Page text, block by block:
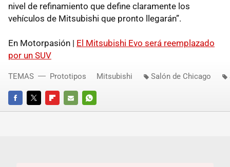
nivel de refinamiento que define claramente los
vehículos de Mitsubishi que pronto llegarán”.
En Motorpasión | El Mitsubishi Evo será reemplazado
por un SUV
FACEBOOKTWITTERFLIPBOARD
E-
WHATSAPP
TEMAS Prototipos Mitsubishi Salón de Chicago